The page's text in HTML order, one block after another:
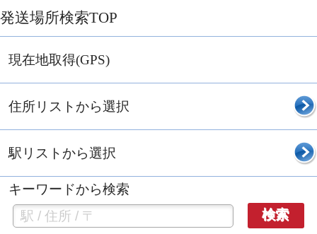
発送場所検索TOP
現在地取得(GPS)
住所リストから選択
駅リストから選択
キーワードから検索
検索